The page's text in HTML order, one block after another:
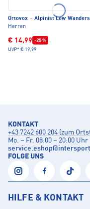
Ortovox · Alpinist Low
Herren
€ 14,99 -25 %
UVP* € 19,99
KONTAKT
+43 7242 600 204 (zum
Mo. – Fr. 08:00 – 20:00 Uhr
service.eshop@
FOLGE UNS
HILFE & KONTAKT